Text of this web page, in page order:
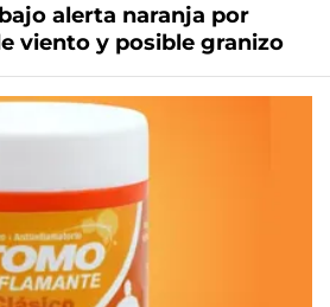
alerta naranja por
viento y posible granizo